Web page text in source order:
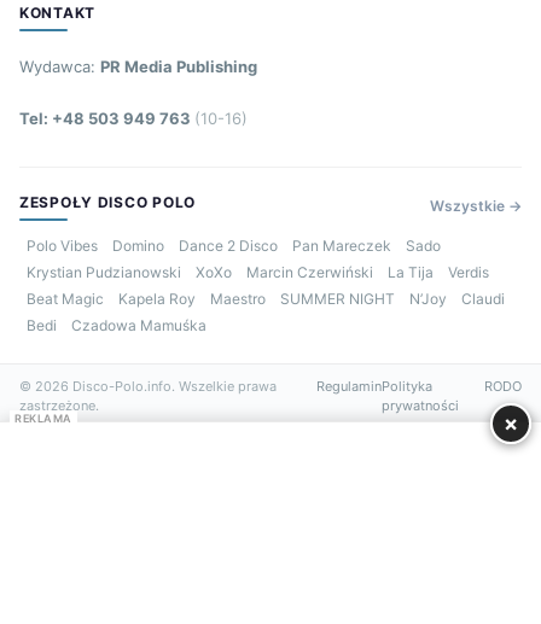
KONTAKT
Wydawca: PR Media Publishing
Tel: +48 503 949 763 (10-16)
ZESPOŁY DISCO POLO Wszystkie →
Polo Vibes Domino Dance 2 Disco Pan Mareczek
Sado
Krystian Pudzianowski
XoXo Marcin Czerwiński La Tija
Verdis
Beat Magic
Kapela Roy Maestro SUMMER NIGHT N’Joy
Claudi
Bedi
Czadowa Mamuśka
© 2026 Disco-Polo.info. Wszelkie prawa
zastrzeżone.
RegulaminPolityka
prywatności
RODO
REKLAMA ×